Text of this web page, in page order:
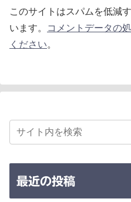
このサイトはスパムを低減
います。
コメントデータの
ください。
最近の投稿